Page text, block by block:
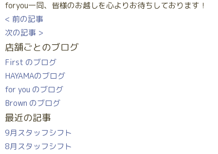
foryou一同、皆様のお越しを心よりお待ちしております！
< 前の記事
次の記事 >
店舗ごとのブログ
First のブログ
HAYAMAのブログ
for you のブログ
Brown のブログ
最近の記事
9月スタッフシフト
8月スタッフシフト